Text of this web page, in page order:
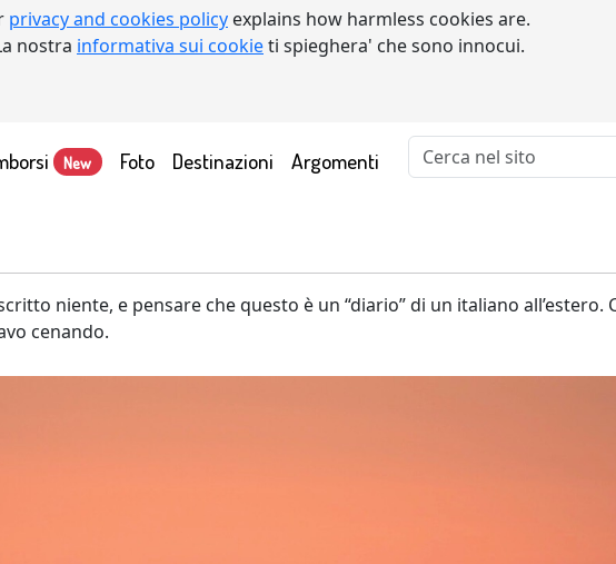
privacy and cookies policy explains how harmless cookies are.
nostra informativa sui cookieti spieghera' che sono innocui.
New Foto Destinazioni Argomenti
niente, e pensare che questo è un “diario” di un italiano all’estero.
cenando.